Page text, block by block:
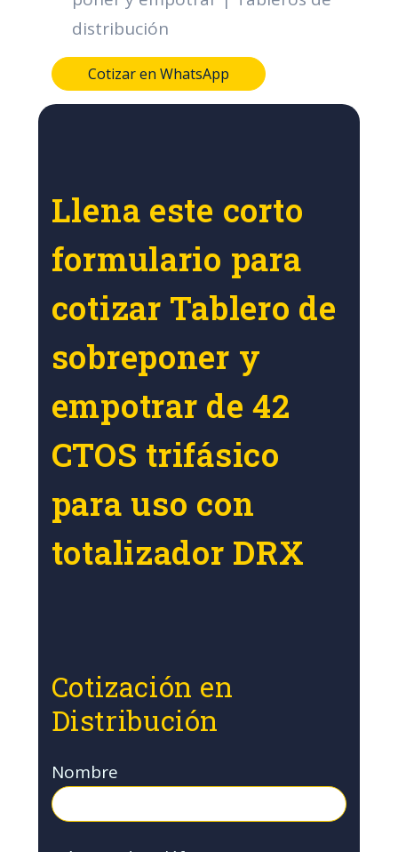
distribución
Cotizar en WhatsApp
Llena este corto
formulario para
cotizar Tablero de
sobreponer y
empotrar de 42
CTOS trifásico
para uso con
totalizador DRX
Cotización en
Distribución
Nombre